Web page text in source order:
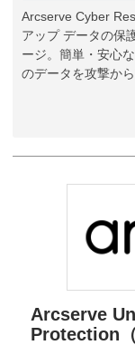
Arcserve Cyber
アップ データの保
ージ。簡単・安心
のデータを攻撃か
Arcserve
Protection（